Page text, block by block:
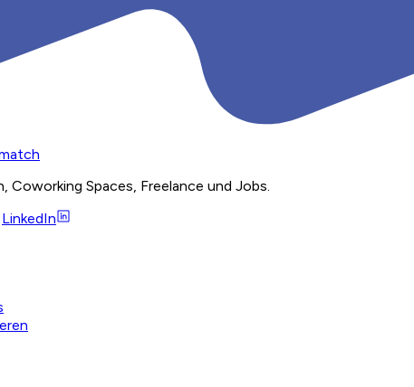
Coworking Spaces, Freelance und Jobs.
LinkedIn